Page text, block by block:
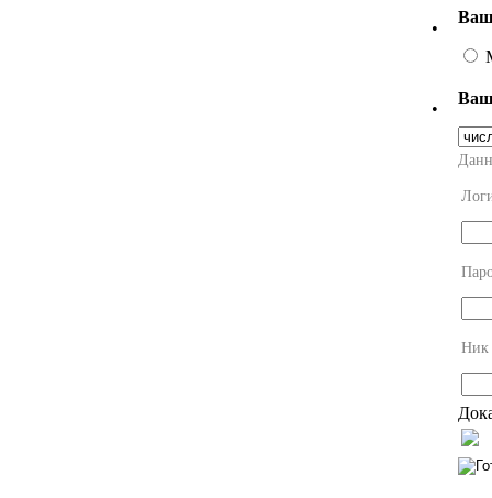
•
•
Ваш
Ник